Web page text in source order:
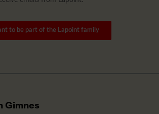
to be part of the Lapoint family
Gimnes